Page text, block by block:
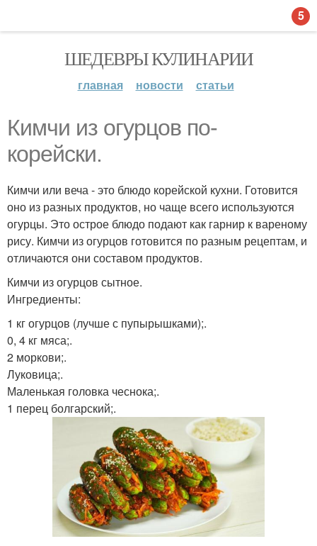
ШЕДЕВРЫ КУЛИНАРИИ
главная новости статьи
Кимчи из огурцов по-
корейски.
Кимчи или веча - это блюдо корейской кухни. Готовится
оно из разных продуктов, но чаще всего используются
огурцы. Это острое блюдо подают как гарнир к вареному
рису. Кимчи из огурцов готовится по разным рецептам, и
отличаются они составом продуктов.
Кимчи из огурцов сытное.
Ингредиенты:
1 кг огурцов (лучше с пупырышками);.
0, 4 кг мяса;.
2 моркови;.
Луковица;.
Маленькая головка чеснока;.
1 перец болгарский;.
5